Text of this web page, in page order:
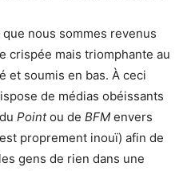
nous sommes revenus
crispée mais triomphante au
et soumis en bas. À ceci
de médias obéissants
Pointou de BFM envers
proprement inouï) afin de
gens de rien dans une